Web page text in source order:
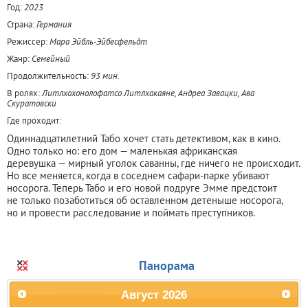
Год:2023
Страна:Германия
Режиссер:Мара Эйбль-Эйбесфельдт
Жанр: Семейный
Продолжительность: 93 мин.
В ролях:Литлхохонолофатсо Литлхакаяне, Андреа Завацки, Ава
Скуратовски
Где проходит:
Одиннадцатилетний Табо хочет стать детективом, как в кино.
Одно только но: его дом — маленькая африканская
деревушка — мирный уголок саванны, где ничего не происходит.
Но все меняется, когда в соседнем сафари-парке убивают
носорога. Теперь Табо и его новой подруге Эмме предстоит
не только позаботиться об оставленном детеныше носорога,
но и провести расследование и поймать преступников.
Панорама
Август 2026